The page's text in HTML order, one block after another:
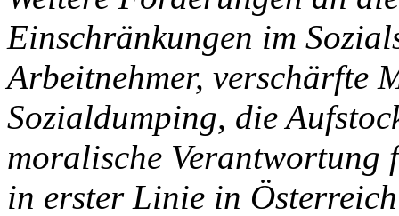
Einschränkungen im
Arbeitnehmer, verschärfte
Sozialdumping, die
moralische Verantwortung
in erster Linie in